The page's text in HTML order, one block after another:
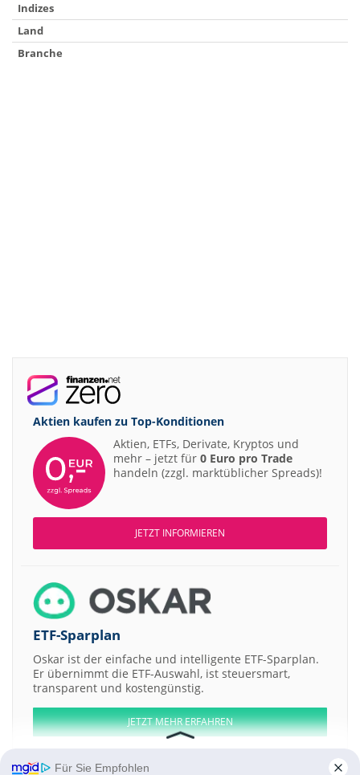
Indizes
Land
Branche
Aktien kaufen zu Top-Konditionen
Aktien, ETFs, Derivate, Kryptos und
mehr – jetzt für 0 Euro pro Trade
handeln (zzgl. marktüblicher Spreads)!
JETZT INFORMIEREN
ETF-Sparplan
Oskar ist der einfache und intelligente ETF-Sparplan.
Er übernimmt die ETF-Auswahl, ist steuersmart,
transparent und kostengünstig.
JETZT MEHR ERFAHREN
Für Sie Empfohlen